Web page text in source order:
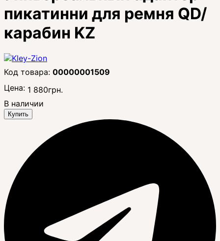
пикатинни для ремня QD/
карабин KZ
00000001509
Цена: 1 880грн.
В наличии
Купить